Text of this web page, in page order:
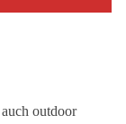
outdoor